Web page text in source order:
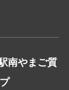
南やまご質